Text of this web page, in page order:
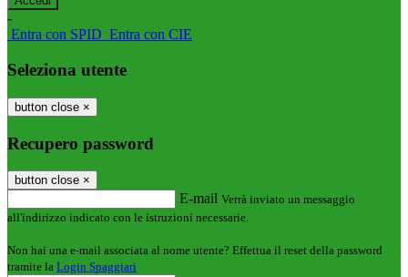
-
Entra con SPID Entra con CIE
Seleziona utente
button close ×
Recupero password
button close ×
E-mail Verrà inviato un messaggio
all'indirizzo indicato con le istruzioni necessarie.
Non hai una e-mail associata al nome utente? Effettua il reset della password
tramite la Login Spaggiari